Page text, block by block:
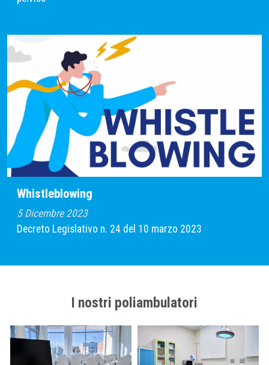
Whistleblowing
5 Dicembre 2023
Decreto Legislativo n. 24 del 10 marzo 2023
I nostri poliambulatori